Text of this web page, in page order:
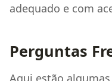
adequado e com
Perguntas
Aqui estão